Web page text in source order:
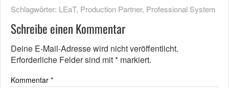
Schlagwörter: LEaT, Production Partner, Professional System
Schreibe einen Kommentar
Deine E-Mail-Adresse wird nicht veröffentlicht.
Erforderliche Felder sind mit* markiert.
Kommentar *